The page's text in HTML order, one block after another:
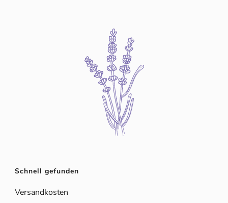
Schnell gefunden
Versandkosten